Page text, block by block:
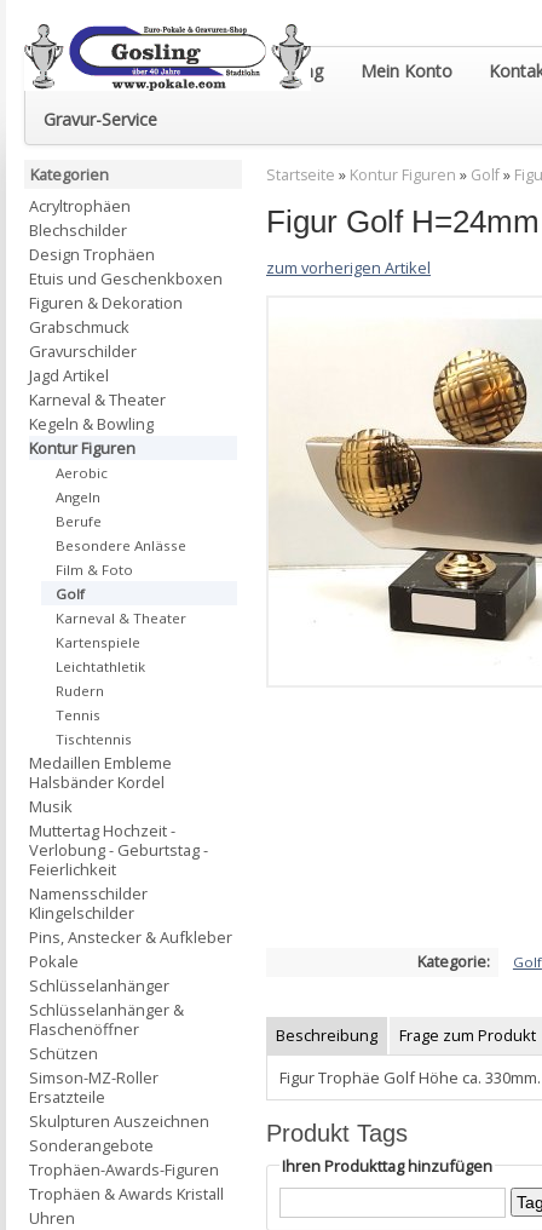
Euro-Pokale & Gravur-Shop Gosling Mein Konto
Gravur-Service
Startseite » Kontur Figuren » Golf»
Figur Golf H=24mm
zum vorherigen Artikel
Kategorie: Golf
Beschreibung
Frage zum Produkt
Figur Trophäe Golf Höhe ca. 330mm.
Produkt Tags
Ihren Produkttag hinzufügen
Kategorien
Acryltrophäen
Blechschilder
Design Trophäen
Etuis und Geschenkboxen
Figuren & Dekoration
Grabschmuck
Gravurschilder
Jagd Artikel
Karneval & Theater
Kegeln & Bowling
Kontur Figuren
Aerobic
Angeln
Berufe
Besondere Anlässe
Film & Foto
Golf
Karneval & Theater
Kartenspiele
Leichtathletik
Rudern
Tennis
Tischtennis
Medaillen Embleme
Halsbänder Kordel
Musik
Muttertag Hochzeit -
Verlobung - Geburtstag -
Feierlichkeit
Namensschilder
Klingelschilder
Pins, Anstecker & Aufkleber
Pokale
Schlüsselanhänger
Schlüsselanhänger &
Flaschenöffner
Schützen
Simson-MZ-Roller
Ersatzteile
Skulpturen Auszeichnen
Sonderangebote
Trophäen-Awards-Figuren
Trophäen & Awards Kristall
Uhren